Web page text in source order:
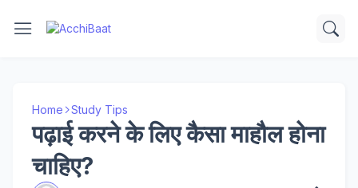
Home Study Tips
पढ़ाई करने के लिए कैसा माहौल होना
चाहिए?